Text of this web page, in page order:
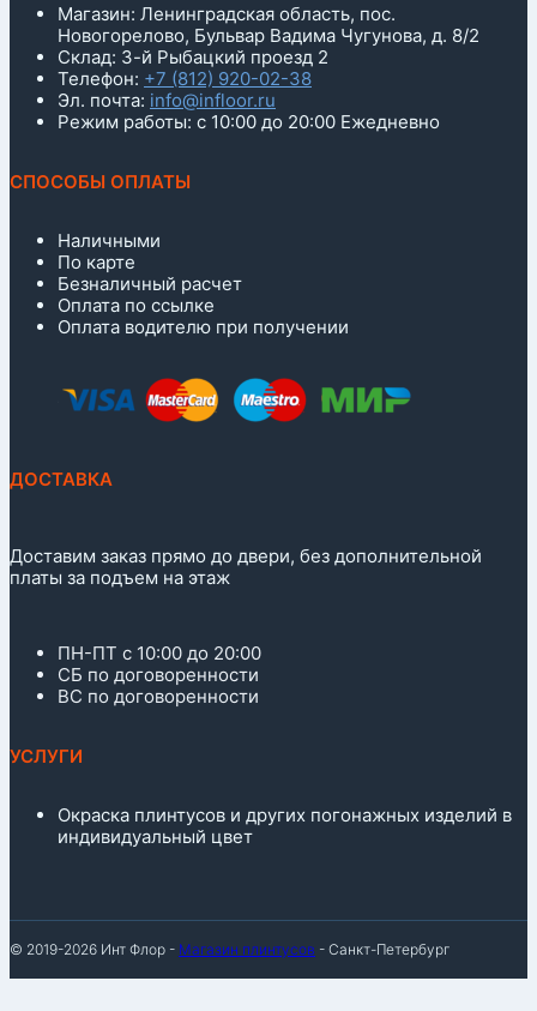
Магазин: Ленинградская область, пос.
Новогорелово, Бульвар Вадима Чугунова, д. 8/2
Склад: 3-й Рыбацкий проезд 2
Телефон: +7 (812) 920-02-38
Эл. почта: info@infloor.ru
Режим работы: с 10:00 до 20:00 Ежедневно
СПОСОБЫ ОПЛАТЫ
Наличными
По карте
Безналичный расчет
Оплата по ссылке
Оплата водителю при получении
ДОСТАВКА
Доставим заказ прямо до двери, без дополнительной
платы за подъем на этаж
ПН-ПТ с 10:00 до 20:00
СБ по договоренности
ВС по договоренности
УСЛУГИ
Окраска плинтусов и других погонажных изделий в
индивидуальный цвет
© 2019-2026 Инт Флор - Магазин плинтусов - Санкт-Петербург